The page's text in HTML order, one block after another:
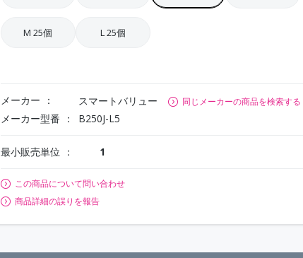
M 25個 L 25個
メーカー スマートバリュー 同じメーカーの商品を検索する
メーカー型番 B250J-L5
最小販売単位 1
この商品について問い合わせ
商品詳細の誤りを報告